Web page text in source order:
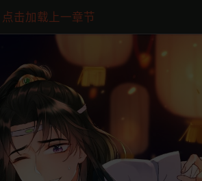
点击加载上一章节